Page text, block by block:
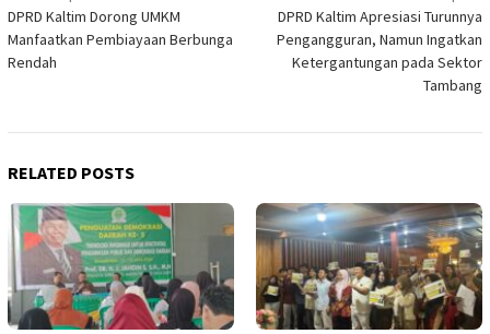
navigation
DPRD Kaltim Dorong UMKM
Manfaatkan Pembiayaan Berbunga
Rendah
DPRD Kaltim Apresiasi Turunnya
Pengangguran, Namun Ingatkan
Ketergantungan pada Sektor
Tambang
RELATED POSTS